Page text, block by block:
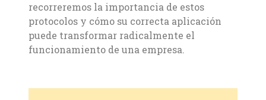
recorreremos la importancia de estos
protocolos y cómo su correcta aplicación
puede transformar radicalmente el
funcionamiento de una empresa.